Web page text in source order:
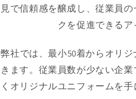
見で信頼感を醸成し、従業員
クを促進できるア
弊社では、最小50着からオリ
きます。従業員数が少ない企
くオリジナルユニフォームを手